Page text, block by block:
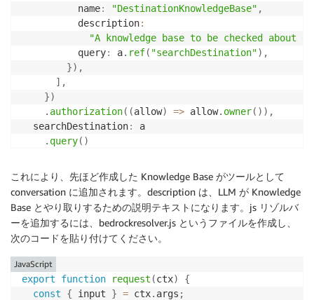
          name
: "DestinationKnowledgeBase" ,
          description
:
"A knowledge base to be checked
          query
: a. ref( "searchDestination") ,
}) ,
] ,
})
. authorization( (allow) => allow. owner( ) ) ,
  searchDestination
:
a
. query( )
.
handler
      a
. handler custom
        dataSource
:
        entry
: "./bedrockresolver.js" ,
)
.returns
.authorization allow ) =>
;
これにより、先ほど作成した Knowledge Base がツールとして
conversation に追加されます。description は、LLM が Knowledge
Base とやり取りするための説明テキストになります。js リゾルバ
ーを追加するには、bedrockresolver.js というファイルを作成し、
次のコードを貼り付けてください。
export function request (ctx)
{
const
{ input } = ctx. args ;
JavaScript